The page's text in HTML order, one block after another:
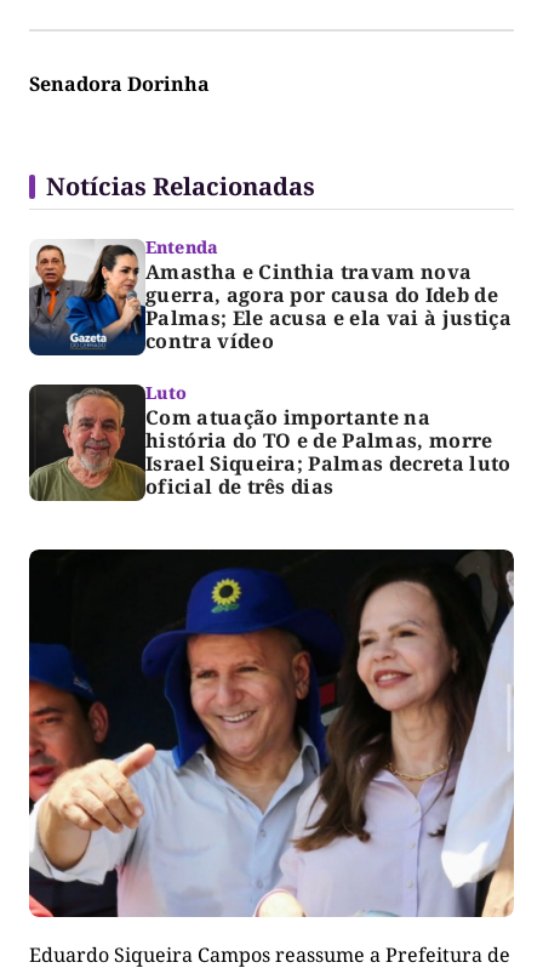
Senadora Dorinha
Notícias Relacionadas
Entenda
Amastha e Cinthia travam nova
guerra, agora por causa do Ideb de
Palmas; Ele acusa e ela vai à justiça
contra vídeo
Luto
Com atuação importante na
história do TO e de Palmas, morre
Israel Siqueira; Palmas decreta luto
oficial de três dias
Eduardo Siqueira Campos reassume a Prefeitura de